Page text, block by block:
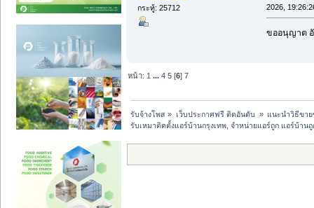
กระทู้: 25712
2026,
ขออนุญาต
หน้า: 1 ...4 5 [6]7
รับจ้างโพส » เว็บประกาศฟรี ติดอันดับ » แนะนำวิธีขาย
รับเหมาติดตั้งแอร์บ้านกรุงเทพ, จำหน่ายแอร์ถูก แอร์บ้า